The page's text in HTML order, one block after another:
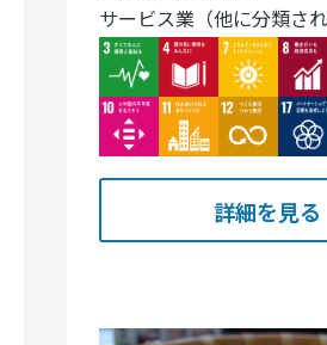
サービス業（他に分類され
Image
Image Image Image
Image Image Image
詳細を見る